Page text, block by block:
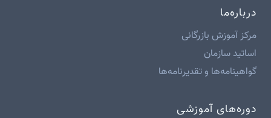
درباره‌ما
مرکز آموزش بازرگانی
اساتید سازمان
گواهینامه‌ها و تقدیرنامه‌ها
دوره‌های آموزشی